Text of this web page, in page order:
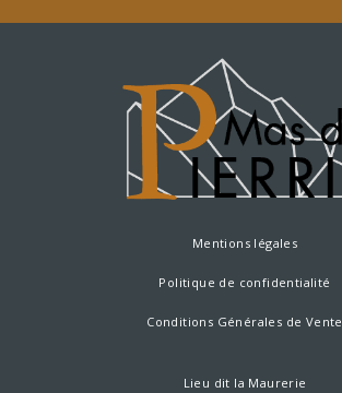
Mentions légales
Politique de confidentialité
Conditions Générales de Vente
Lieu dit la Maurerie